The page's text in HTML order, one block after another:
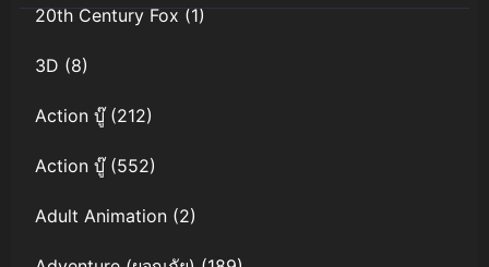
20th Century Fox(1)
3D (8)
Action บู๊(212)
Action บู๊(552)
Adult Animation (2)